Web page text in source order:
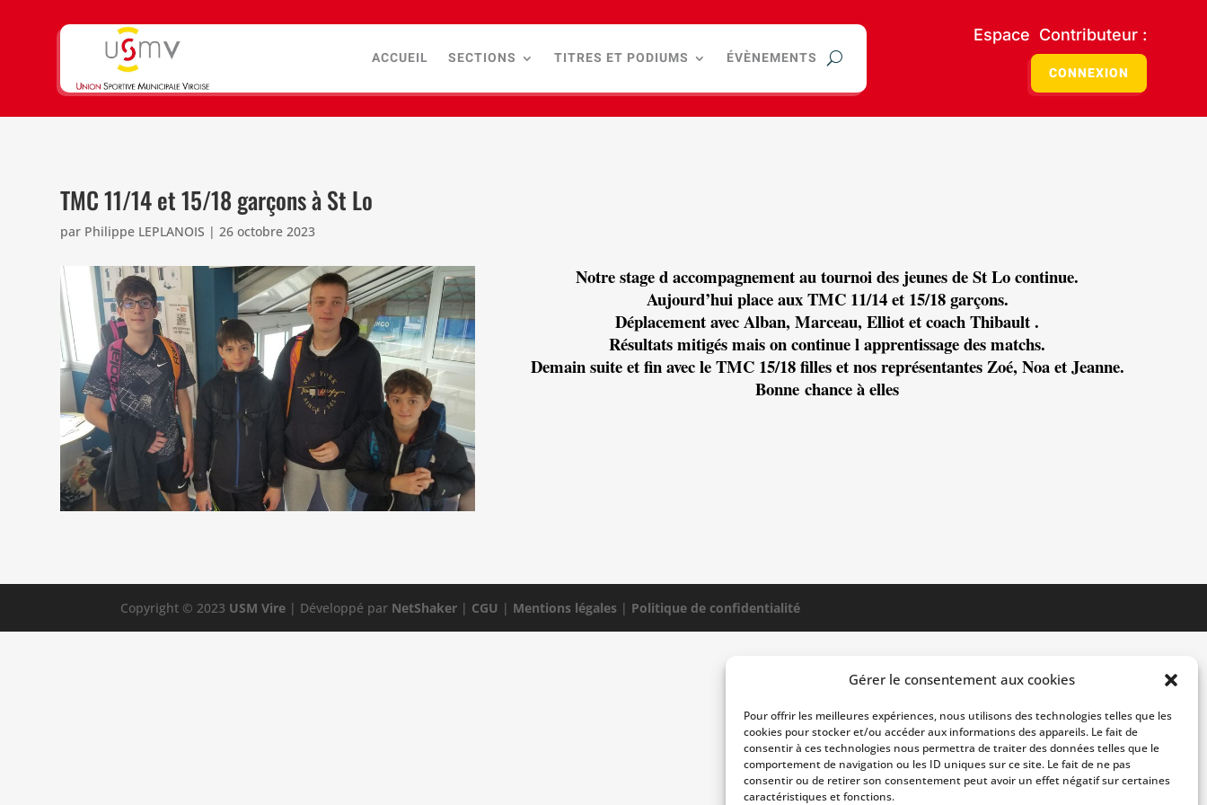
Gérer le consentement aux cookies
Pour offrir les meilleures expériences, nous utilisons des technologies telles que les
cookies pour stocker et/ou accéder aux informations des appareils. Le fait de
consentir à ces technologies nous permettra de traiter des données telles que le
comportement de navigation ou les ID uniques sur ce site. Le fait de ne pas
consentir ou de retirer son consentement peut avoir un effet négatif sur certaines
caractéristiques et fonctions.
ACCUEIL SECTIONS TITRES ET PODIUMS ÉVÈNEMENTS
Espace Contributeur :
CONNEXION
TMC 11/14 et 15/18 garçons à St Lo
par Philippe LEPLANOIS |26 octobre 2023
Notre stage d accompagnement au tournoi des jeunes de St Lo continue.
Aujourd’hui place aux TMC 11/14 et 15/18garçons.
Déplacementavec Alban, Marceau, Elliot et coach Thibault.
Résultats mitigés mais on continue l apprentissage des matchs.
Demain suite et fin avec le TMC 15/18 filles et nos représentantes Zoé, Noa etJeanne.
Bonne chance à elles
Copyright © 2023 USM Vire | Développé par NetShaker | CGU | Mentions légales | Politique de confidentialité